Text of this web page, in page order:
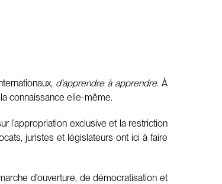
d’apprendre à apprendre. À
connaissance elle-même.
l’appropriation exclusive et la restriction
juristes et législateurs ont ici à faire
d’ouverture, de démocratisation et